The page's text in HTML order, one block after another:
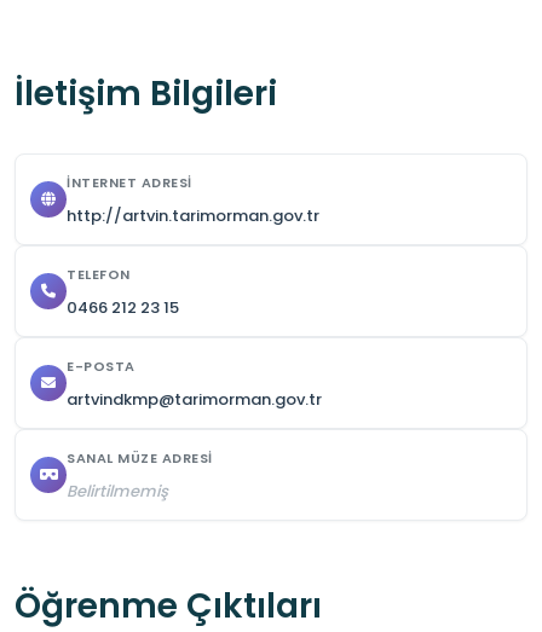
içecek bulundurmaları sağlanmalıdır.
Ziyaret esansında kurallara uygun davranılması
gerekmektedir.
İletişim Bilgileri
İNTERNET ADRESI
http://artvin.tarimorman.gov.tr
TELEFON
0466 212 23 15
E-POSTA
artvindkmp@tarimorman.gov.tr
SANAL MÜZE ADRESI
Belirtilmemiş
Öğrenme Çıktıları